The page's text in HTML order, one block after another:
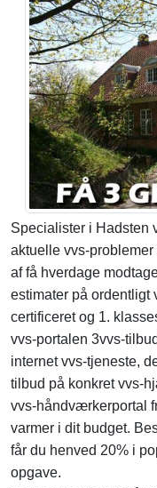
Specialister i Hadsten
aktuelle vvs-
af få hverdage
estimater på ordentligt
certificeret og 1.
vvs-portalen 3vvs-
internet vvs-tjeneste,
tilbud på konkret vvs-
vvs-håndværkerportal
varmer i dit budget.
får du henved 20% i
opgave.